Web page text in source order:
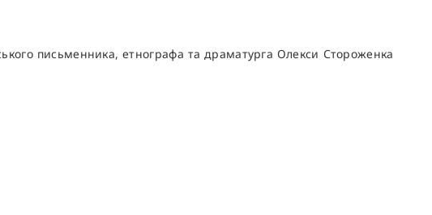
письменника, етнографа та драматурга Олекси Стороженка